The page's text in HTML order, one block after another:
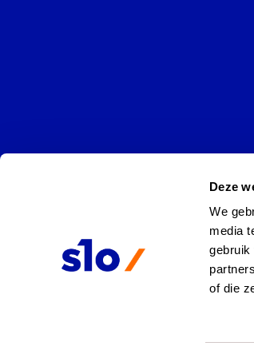
Deze
We
media
gebruik
of die